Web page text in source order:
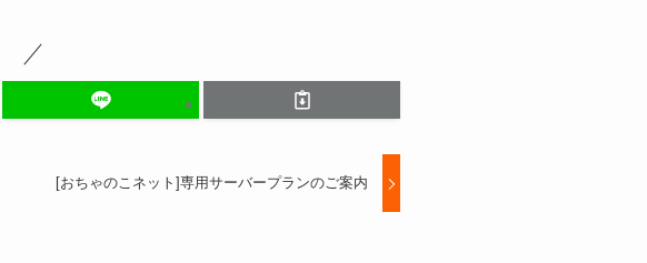
[おちゃのこネット]専用サーバープランのご案内